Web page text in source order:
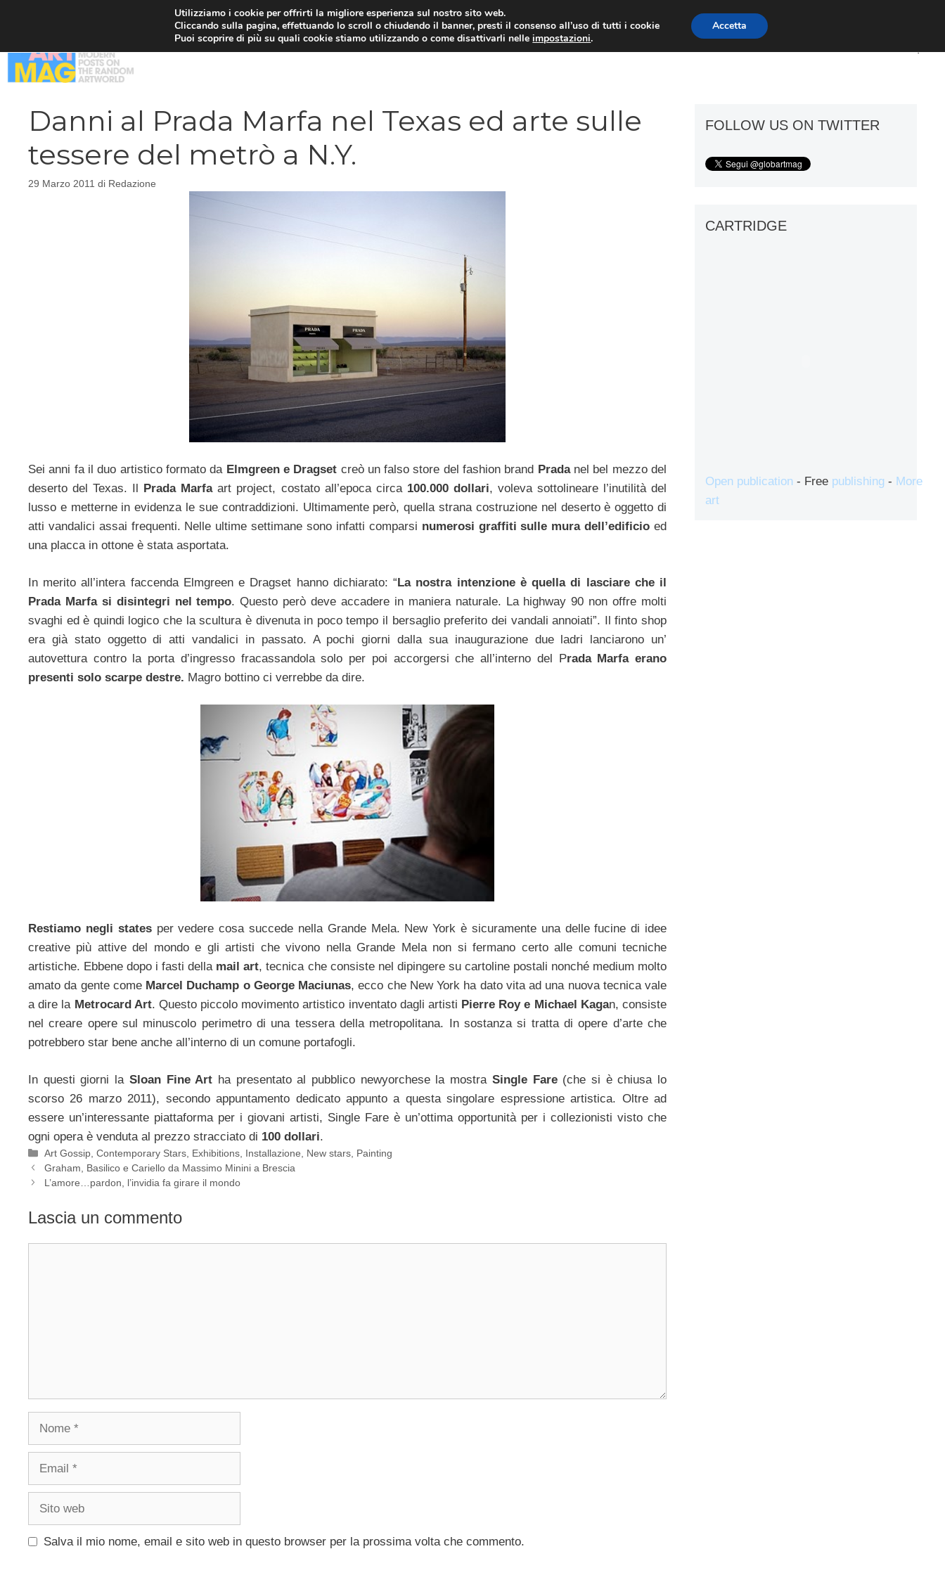
ART GOSSIP FIERE GALLERIE
Danni al Prada Marfa nel Texas ed arte sulle
tessere del metrò a N.Y.
29 Marzo 2011 di Redazione
Sei anni fa il duo artistico formato da Elmgreen e Dragset creò un falso store del fashion brand Prada nel bel mezzo del
deserto del Texas. Il
Prada Marfaart project, costato all’epoca circa 100.000 dollari, voleva sottolineare l’inutilità del
lusso e metterne in evidenza le sue contraddizioni. Ultimamente però, quella strana costruzione nel deserto è oggetto di
atti vandalici assai frequenti. Nelle ultime settimane sono infatti comparsi numerosi graffiti sulle mura dell’edificioed
una placca in ottone è stata asportata.
In merito all’intera faccenda Elmgreen e Dragset hanno dichiarato: “La nostra intenzione è quella di lasciare che il
Prada Marfa si disintegri nel tempo. Questo però deve accadere in maniera naturale. La highway 90 non offre molti
svaghi ed è quindi logico che la scultura è divenuta in poco tempo il bersaglio preferito dei vandali annoiati”. Il finto shop
era già stato oggetto di atti vandalici in passato. A pochi giorni dalla sua inaugurazione due ladri lanciarono un’
autovettura contro la porta d’ingresso fracassandola solo per poi accorgersi che all’interno del Prada Marfa erano
presenti solo scarpe destre. Magro bottino ci verrebbe da dire.
Restiamo negli statesper vedere cosa succede nella Grande Mela. New York è sicuramente una delle fucine di idee
creative più attive del mondo e gli artisti che vivono nella Grande Mela non si fermano certo alle comuni tecniche
artistiche. Ebbene dopo i fasti della mail art, tecnica che consiste nel dipingere su cartoline postali nonché medium molto
amato da gente come Marcel Duchamp o George Maciunas, ecco che New York ha dato vita ad una nuova tecnica vale
a dire la Metrocard Art. Questo piccolo movimento artistico inventato dagli artisti Pierre Roy e Michael Kagan, consiste
nel creare opere sul minuscolo perimetro di una tessera della metropolitana. In sostanza si tratta di opere d’arte che
potrebbero star bene anche all’interno di un comune portafogli.
In questi giorni la Sloan Fine Art ha presentato al pubblico newyorchese la mostra Single Fare(che si è chiusa lo
scorso 26 marzo 2011), secondo appuntamento dedicato appunto a questa singolare espressione artistica. Oltre ad
essere un’interessante piattaforma per i giovani artisti, Single Fare è un’ottima opportunità per i collezionisti visto che
ogni opera è venduta al prezzo stracciato di 100 dollari.
Categorie
Art Gossip ,Contemporary Stars Exhibitions Installazione New stars Painting
Graham, Basilico e Cariello da Massimo Minini a Brescia
L’amore…pardon, l’invidia fa girare il mondo
Lascia un commento
Nome
Email
Sito
Salva il mio nome, email e sito web in questo browser per la prossima volta che commento.
FOLLOW US ON TWITTER
CARTRIDGE
Open publication - Free publishing - More
art
Utilizziamo i cookie per offrirti la migliore esperienza sul nostro sito web.
Cliccando sulla pagina, effettuando lo scroll o chiudendo il banner, presti il consenso all’uso di tutti i cookie
Puoi scoprire di più su quali cookie stiamo utilizzando o come disattivarli nelleimpostazioni.
Accetta